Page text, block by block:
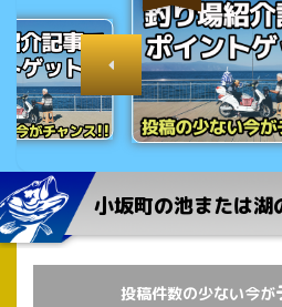
小坂町の池または湖
投稿件数の少ない今が